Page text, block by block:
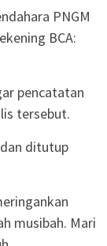
PNGM
BCA:
pencatatan
tersebut.
ditutup
musibah. Mari